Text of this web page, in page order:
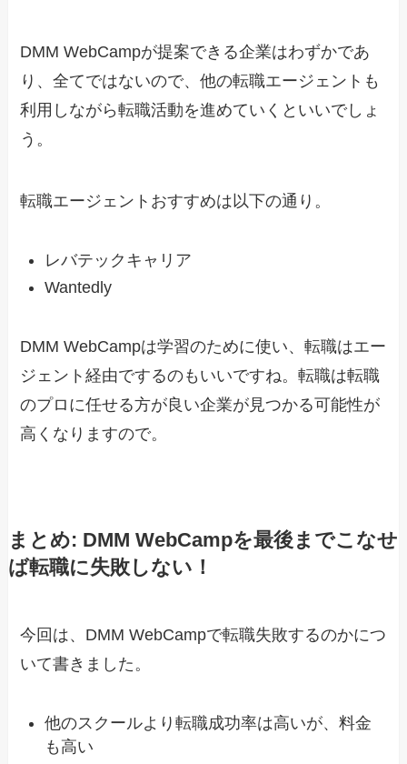
DMM WebCampが提案できる企業はわずかであ
り、全てではないので、他の転職エージェントも
利用しながら転職活動を進めていくといいでしょ
う。
転職エージェントおすすめは以下の通り。
レバテックキャリア
Wantedly
DMM WebCampは学習のために使い、転職はエー
ジェント経由でするのもいいですね。転職は転職
のプロに任せる方が良い企業が見つかる可能性が
高くなりますので。
まとめ: DMM WebCampを最後までこなせ
ば転職に失敗しない！
今回は、DMM WebCampで転職失敗するのかにつ
いて書きました。
他のスクールより転職成功率は高いが、料金
も高い